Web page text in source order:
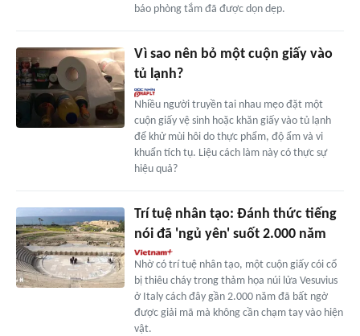
báo phòng tắm đã được dọn dẹp.
Vì sao nên bỏ một cuộn giấy vào
tủ lạnh?
Nhiều người truyền tai nhau mẹo đặt một
cuộn giấy vệ sinh hoặc khăn giấy vào tủ lạnh
để khử mùi hôi do thực phẩm, độ ẩm và vi
khuẩn tích tụ. Liệu cách làm này có thực sự
hiệu quả?
Trí tuệ nhân tạo: Đánh thức tiếng
nói đã 'ngủ yên' suốt 2.000 năm
Nhờ có trí tuệ nhân tạo, một cuộn giấy cói cổ
bị thiêu cháy trong thảm họa núi lửa Vesuvius
ở Italy cách đây gần 2.000 năm đã bất ngờ
được giải mã mà không cần chạm tay vào hiện
vật.